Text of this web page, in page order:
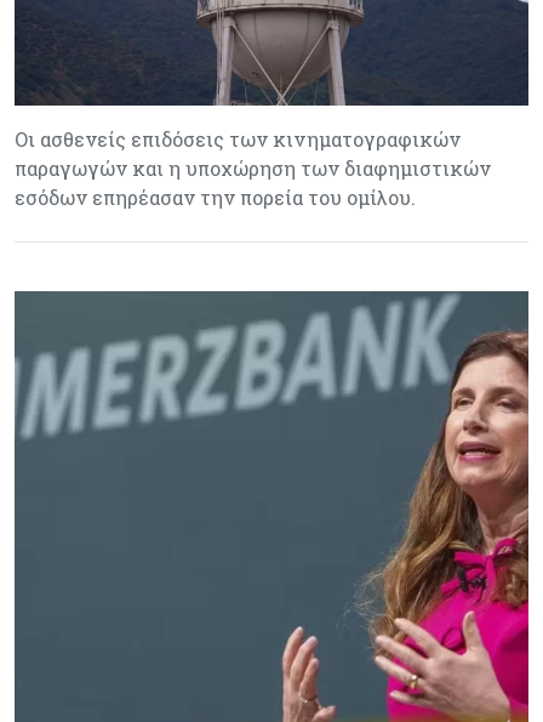
Οι ασθενείς επιδόσεις των κινηματογραφικών
παραγωγών και η υποχώρηση των διαφημιστικών
εσόδων επηρέασαν την πορεία του ομίλου.